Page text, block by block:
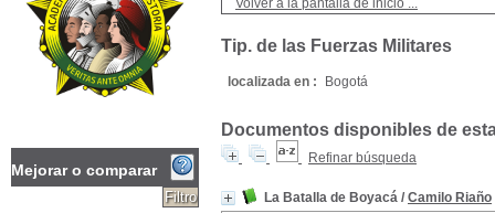
Volver a la pantalla de inicio ...
Tip. de las Fuerzas Militares
localizada en : Bogotá
Documentos disponibles de
Refinar búsqueda
La Batalla de Boyacá / Camilo Riaño
Mejorar o comparar